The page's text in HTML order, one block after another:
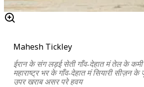
Mahesh Tickley
ईरान के संग लड़ई सेती गाँव-देहात मं तेल के
महाराष्ट्र भर के गाँव-देहात मं सियारी सीज़न
उपर खराब असर परे हवय